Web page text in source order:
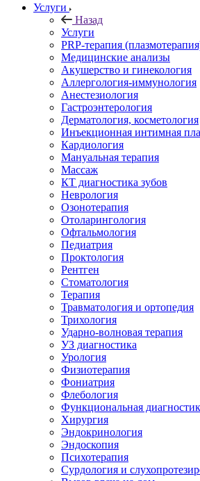
Услуги
Назад
Услуги
PRP-терапия
Медицинские анализы
Акушерство и гинекология
Аллергология-иммунология
Анестезиология
Гастроэнтерология
Дерматология, косметология
Инъекционная интимная
Кардиология
Мануальная терапия
Массаж
КТ диагностика зубов
Неврология
Озонотерапия
Отоларингология
Офтальмология
Педиатрия
Проктология
Рентген
Стоматология
Терапия
Травматология и ортопедия
Трихология
Ударно-волновая терапия
УЗ диагностика
Урология
Физиотерапия
Фониатрия
Флебология
Функциональная
Хирургия
Эндокринология
Эндоскопия
Психотерапия
Сурдология и